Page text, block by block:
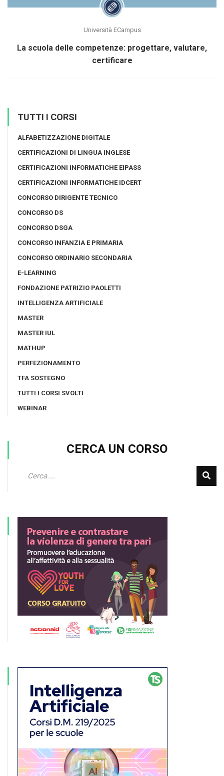
Università ECampus
La scuola delle competenze: progettare, valutare,
certificare
TUTTI I CORSI
ALFABETIZZAZIONE DIGITALE
CERTIFICAZIONI DI LINGUA INGLESE
CERTIFICAZIONI INFORMATICHE EIPASS
CERTIFICAZIONI INFORMATICHE IDCERT
CONCORSO DIRIGENTE TECNICO
CONCORSO DS
CONCORSO DSGA
CONCORSO INFANZIA E PRIMARIA
CONCORSO ORDINARIO SECONDARIA
E-LEARNING
FONDAZIONE PATRIZIO PAOLETTI
INTELLIGENZA ARTIFICIALE
MASTER
MASTER IUL
MATHUP
PERFEZIONAMENTO
TFA SOSTEGNO
TUTTI I CORSI SVOLTI
WEBINAR
CERCA UN CORSO